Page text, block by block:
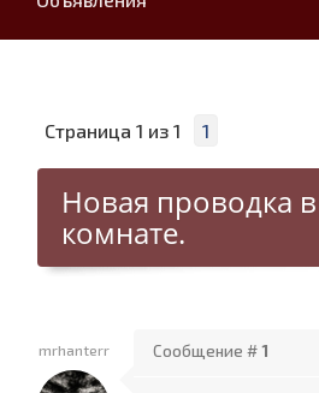
Страница 1 из 1 1
Новая проводка
комнате.
mrhanterr Сообщение #1